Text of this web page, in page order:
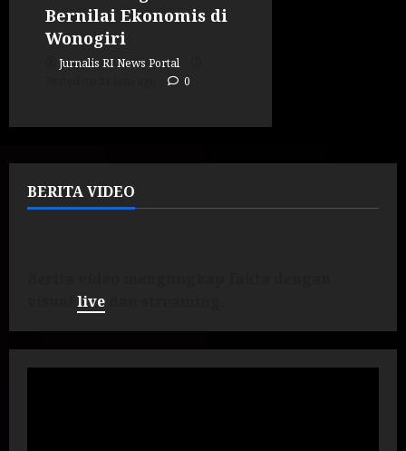
Bernilai Ekonomis di
Wonogiri
Jurnalis RI News Portal
0
BERITA VIDEO
live